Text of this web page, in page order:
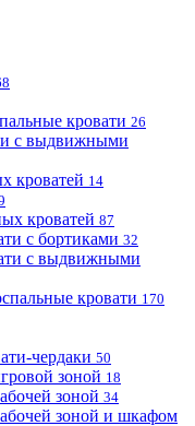
кровати 26
с выдвижными
кроватей 14
кроватей 87
с бортиками 32
с выдвижными
кровати 170
чердаки 50
зоной 18
зоной 34
зоной и шкафом